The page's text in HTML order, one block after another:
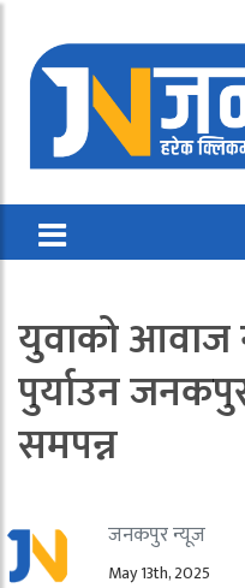
युवाको आवाज
पुर्याउन
समपन्न
जनकपुर न्यूज
May 13th, 2025